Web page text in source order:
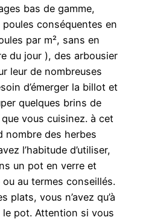
bas de gamme,
conséquentes en
par m², sans en
du jour ), des arbousier
leur de nombreuses
d’émerger la billot et
quelques brins de
vous cuisinez. à cet
nombre des herbes
l’habitude d’utiliser,
un pot en verre et
au termes conseillés.
plats, vous n’avez qu’à
pot. Attention si vous